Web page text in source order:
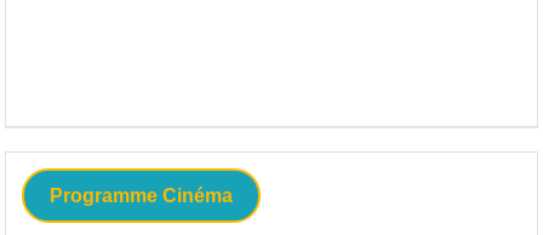
Programme Cinéma